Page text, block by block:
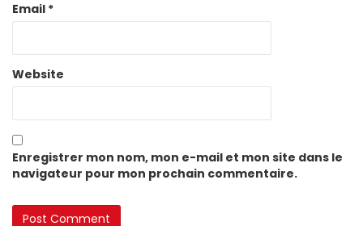
Email *
Website
Enregistrer mon nom, mon e-mail et mon site dans le
navigateur pour mon prochain commentaire.